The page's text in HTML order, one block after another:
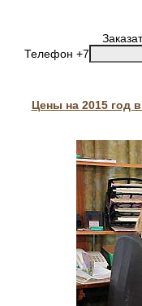
Телефон +7
Цены на 2015 год